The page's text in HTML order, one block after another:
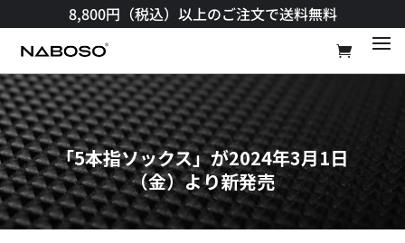
8,800円（税込）以上のご注文で送料無料​
「5本指ソックス」が2024年3月1日
（金）より新発売